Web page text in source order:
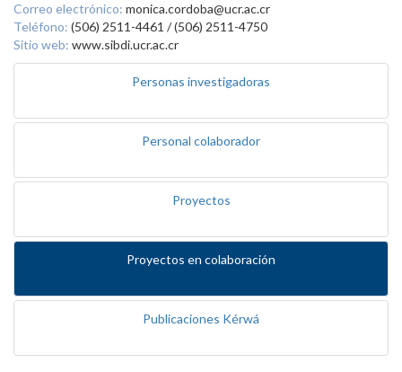
Correo electrónico: monica.cordoba@ucr.ac.cr
Teléfono: (506) 2511-4461 / (506) 2511-4750
Sitio web: www.sibdi.ucr.ac.cr
Personas investigadoras
Personal colaborador
Proyectos
Proyectos en colaboración
Publicaciones Kérwá